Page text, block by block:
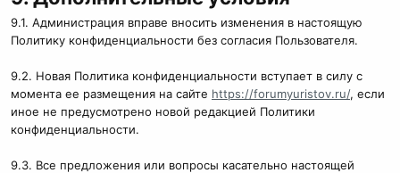
9.1. Администрация вправе вносить изменения в настоящую
Политику конфиденциальности без согласия Пользователя.
9.2. Новая Политика конфиденциальности вступает в силу с
момента ее размещения на сайте https://forumyuristov.ru/, если
иное не предусмотрено новой редакцией Политики
конфиденциальности.
9.3. Все предложения или вопросы касательно настоящей